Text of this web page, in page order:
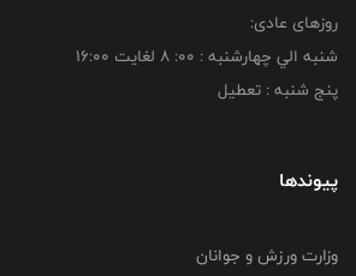
روزهای عادی:
شنبه الي چهارشنبه : 00: 8 لغايت 16:00
پنج شنبه : تعطیل
پیوندها
وزارت ورزش و جوانان